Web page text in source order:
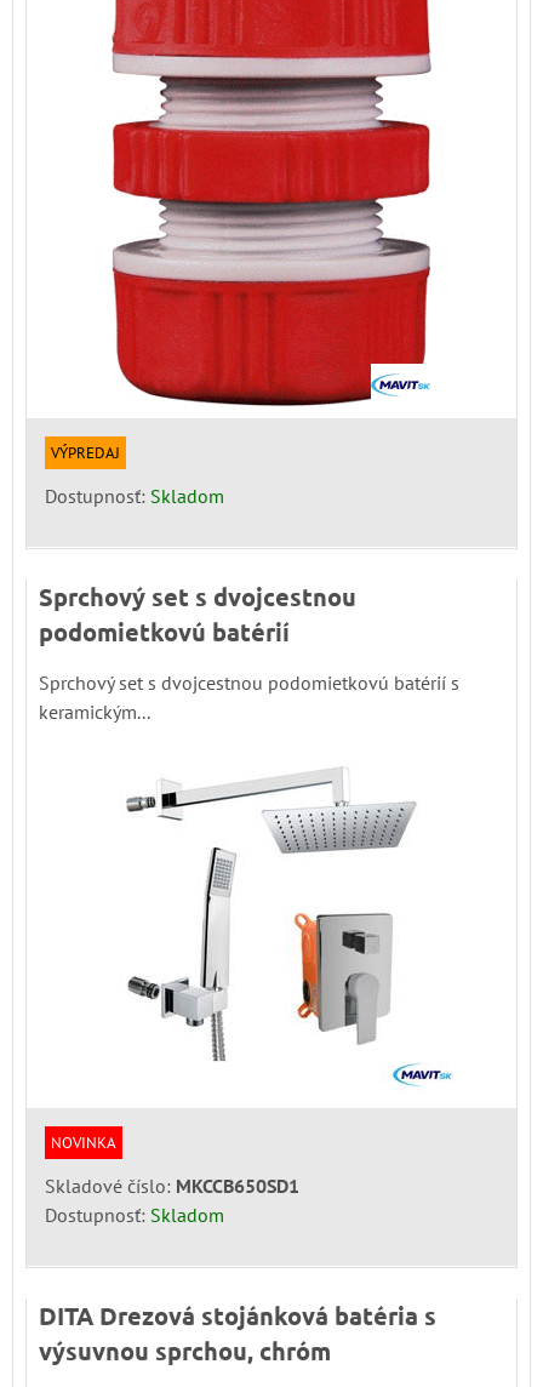
VÝPREDAJ
Dostupnosť: Skladom
Sprchový set s dvojcestnou
podomietkovú batérií
Sprchový set s dvojcestnou podomietkovú batérií s
keramickým...
NOVINKA
Skladové číslo: MKCCB650SD1
Dostupnosť: Skladom
DITA Drezová stojánková batéria s
výsuvnou sprchou, chróm